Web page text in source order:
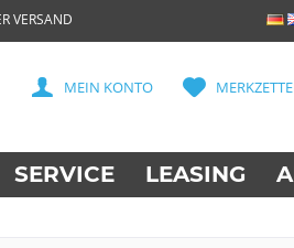
VERSAND
MEIN KONTO
SERVICE LEASING